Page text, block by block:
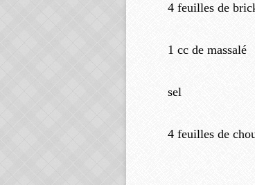
4 feuilles de
1 cc de massalé
sel
4 feuilles de